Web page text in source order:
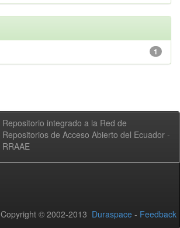
1
Repositorio integrado a la Red de
Repositorios de Acceso Abierto del Ecuador -
RRAAE
Copyright © 2002-2013 Duraspace - Feedback